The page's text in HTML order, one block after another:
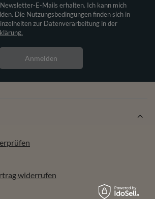
E-Mails erhalten. Ich kann mich
Die Nutzungsbedingungen finden sich in
zur Datenverarbeitung in der
Anmelden
widerrufen